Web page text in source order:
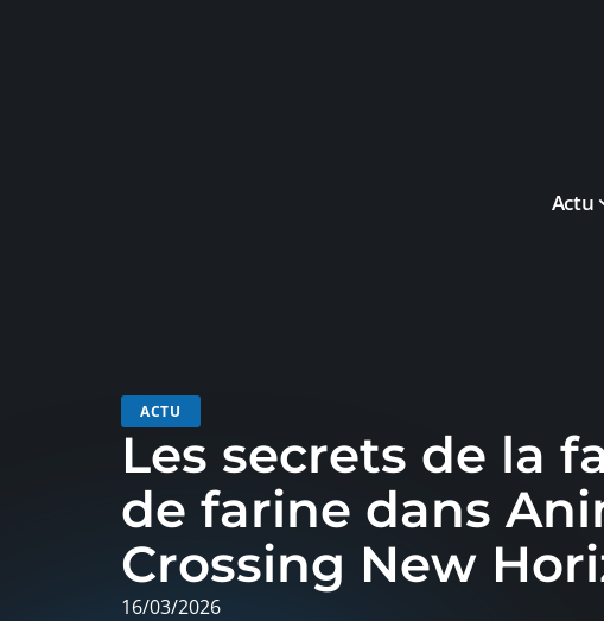
Actu
ACTU
Les secrets de la
de farine dans
Crossing New
16/03/2026